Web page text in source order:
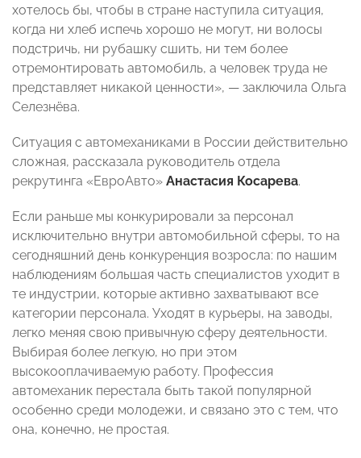
хотелось бы, чтобы в стране наступила ситуация,
когда ни хлеб испечь хорошо не могут, ни волосы
подстричь, ни рубашку сшить, ни тем более
отремонтировать автомобиль, а человек труда не
представляет никакой ценности», — заключила Ольга
Селезнёва.
Ситуация с автомеханиками в России действительно
сложная, рассказала руководитель отдела
рекрутинга «ЕвроАвто» Анастасия Косарева.
Если раньше мы конкурировали за персонал
исключительно внутри автомобильной сферы, то на
сегодняшний день конкуренция возросла: по нашим
наблюдениям большая часть специалистов уходит в
те индустрии, которые активно захватывают все
категории персонала. Уходят в курьеры, на заводы,
легко меняя свою привычную сферу деятельности.
Выбирая более легкую, но при этом
высокооплачиваемую работу. Профессия
автомеханик перестала быть такой популярной
особенно среди молодежи, и связано это с тем, что
она, конечно, не простая.